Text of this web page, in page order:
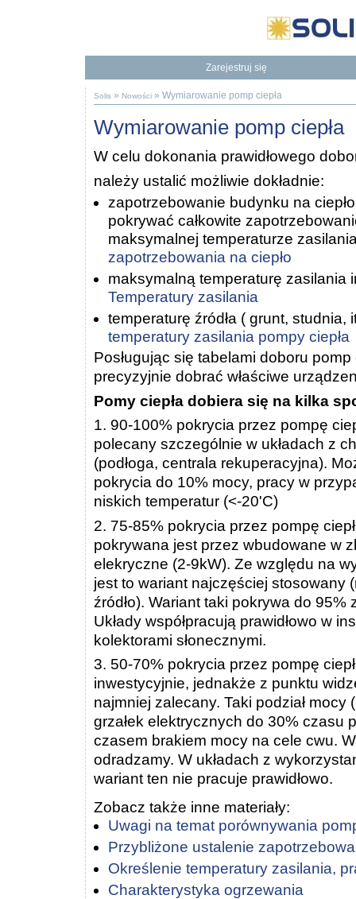
Zarejestruj się
To dodatkowe korzyści
Będziesz mieć dostęp do naszej Bazy Wiedzy
Solis » Nowości » Wymiarowanie pomp ciepła
Wymiarowanie pomp ciepła
W celu dokonania prawidłowego
należy ustalić możliwie dokładnie:
zapotrzebowanie budynku na
pokrywać całkowite
maksymalnej temperaturze
zapotrzebowania na ciepło
maksymalną temperaturę zasilania
Temperatury zasilania
temperaturę źródła ( grunt, studnia,
temperatury zasilania pompy ciepła
Posługując się tabelami doboru
precyzyjnie dobrać właściwe
Pomy ciepła dobiera się na kilka
1. 90-100% pokrycia przez pompę
polecany szczególnie w układach z
(podłoga, centrala rekuperacyjna).
pokrycia do 10% mocy, pracy w
niskich temperatur (<-20'C)
2. 75-85% pokrycia przez pompę
pokrywana jest przez wbudowane w
elekryczne (2-9kW). Ze względu na
jest to wariant najczęściej stosowany
źródło). Wariant taki pokrywa do
Układy współpracują prawidłowo w
kolektorami słonecznymi.
3. 50-70% pokrycia przez pompę
inwestycyjnie, jednakże z punktu
najmniej zalecany. Taki podział mocy
grzałek elektrycznych do 30% czasu
czasem brakiem mocy na cele cwu.
odradzamy. W układach z
wariant ten nie pracuje prawidłowo.
Zobacz także inne materiały:
Uwagi na temat porównywania
Przybliżone ustalenie
Określenie temperatury zasilania,
Charakterystyka ogrzewania